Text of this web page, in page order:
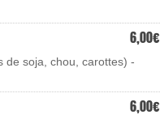
6,00€
de soja, chou, carottes) -
6,00€